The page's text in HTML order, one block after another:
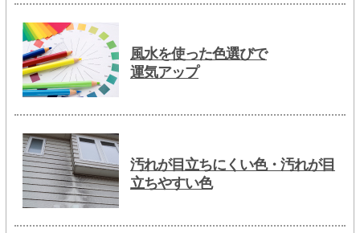
風水を使った色選びで
運気アップ
汚れが目立ちにくい色・汚れが目
立ちやすい色